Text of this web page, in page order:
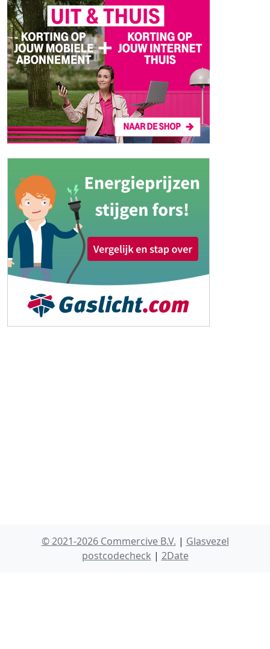
© 2021-2026 Commercive B.V. | Glasvezel
postcodecheck | 2Date